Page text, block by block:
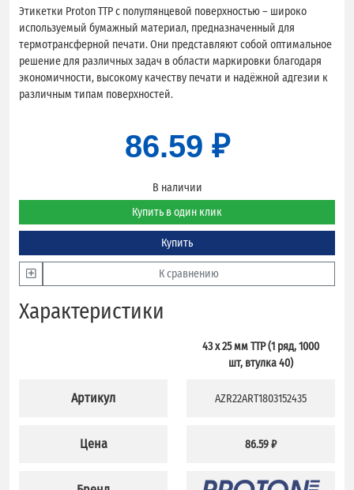
Этикетки Proton TTP с полуглянцевой поверхностью – широко
используемый бумажный материал, предназначенный для
термотрансферной печати. Они представляют собой оптимальное
решение для различных задач в области маркировки благодаря
экономичности, высокому качеству печати и надёжной адгезии к
различным типам поверхностей.
86.59 ₽
В наличии
Купить в один клик
Купить
К сравнению
Характеристики
Артикул
Цена
43 x 25 мм TTP (1 ряд, 1000
шт, втулка 40)
AZR22ART1803152435
86.59 ₽